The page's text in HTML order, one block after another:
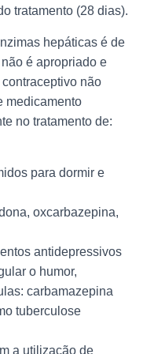
tratamento (28 dias).
hepáticas é de
é apropriado e
não
medicamento
no tratamento de:
para dormir e
oxcarbazepina,
antidepressivos
o humor,
carbamazepina
tuberculose
a utilização de